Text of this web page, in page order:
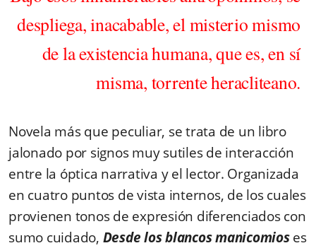
despliega, inacabable, el misterio mismo
de la existencia humana, que es, en sí
misma, torrente heracliteano.
Novela más que peculiar, se trata de un libro
jalonado por signos muy sutiles de interacción
entre la óptica narrativa y el lector. Organizada
en cuatro puntos de vista internos, de los cuales
provienen tonos de expresión diferenciados con
sumo cuidado, Desde los blancos manicomioses